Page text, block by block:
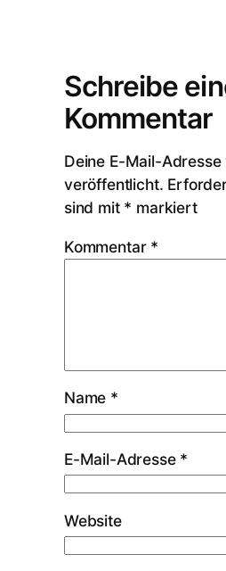
Schreibe
Kommentar
Deine E-Mail-
veröffentlicht.
sind mit * markiert
Kommentar *
Name *
E-Mail-Adresse *
Website